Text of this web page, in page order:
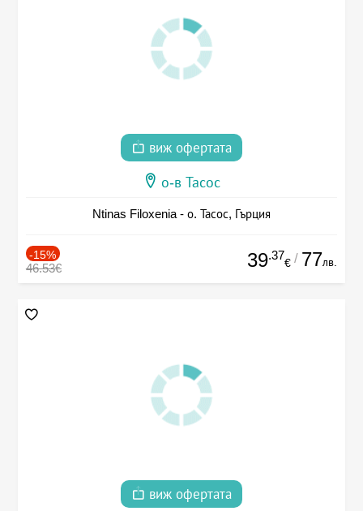
виж офертата
о-в Тасос
Ntinas Filoxenia - о. Тасос, Гърция
-15%
46.53€ 39.37
€ / 77лв.
виж офертата